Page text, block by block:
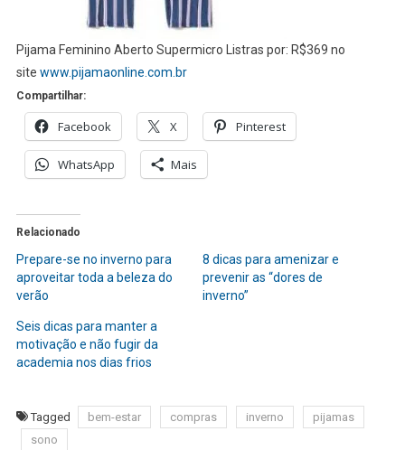
Pijama Feminino Aberto Supermicro Listras por: R$369 no
site www.pijamaonline.com.br
Compartilhar:
Facebook X Pinterest
WhatsApp Mais
Relacionado
Prepare-se no inverno para
aproveitar toda a beleza do
verão
8 dicas para amenizar e
prevenir as “dores de
inverno”
Seis dicas para manter a
motivação e não fugir da
academia nos dias frios
Tagged bem-estar compras inverno
pijamas
sono